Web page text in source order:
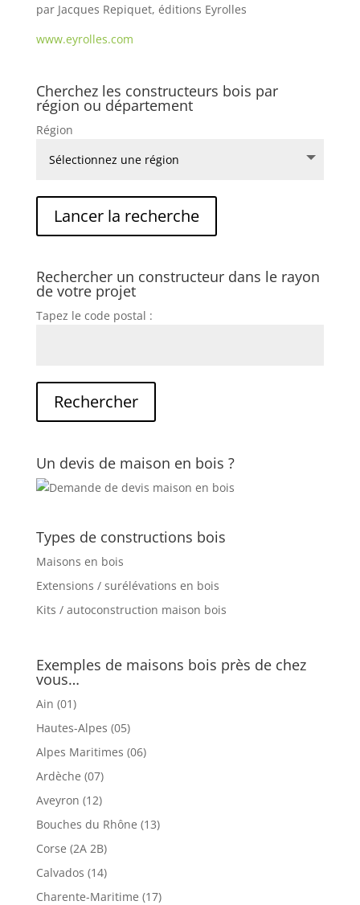
par Jacques Repiquet, éditions Eyrolles
www.eyrolles.com
Cherchez les constructeurs bois par
région ou département
Région
Rechercher un constructeur dans le rayon
de votre projet
Tapez le code postal :
Un devis de maison en bois ?
Types de constructions bois
Maisons en bois
Extensions / surélévations en bois
Kits / autoconstruction maison bois
Exemples de maisons bois près de chez
vous…
Ain (01)
Hautes-Alpes (05)
Alpes Maritimes (06)
Ardèche (07)
Aveyron (12)
Bouches du Rhône (13)
Corse (2A 2B)
Calvados (14)
Charente-Maritime (17)